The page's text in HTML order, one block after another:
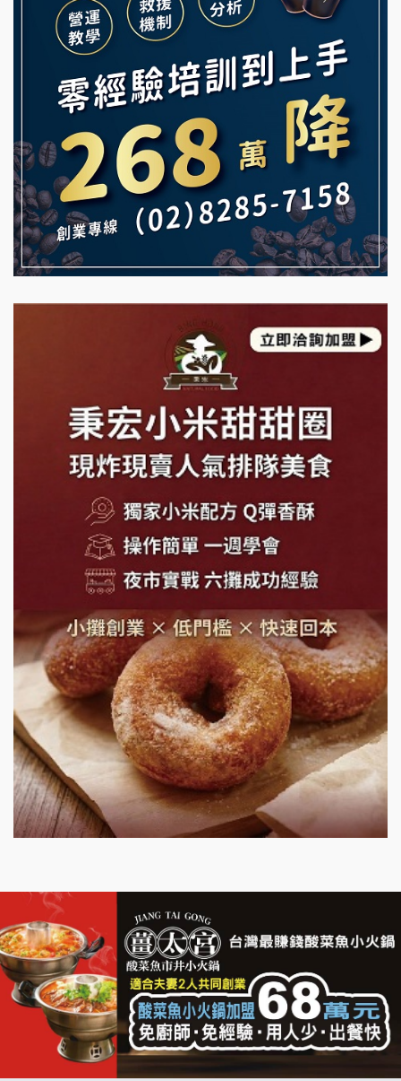
鮮茶道加盟說明會
【曉妍美妝】誠徵行政櫃檯
自助洗衣店誠徵代洗收送人員(台中市)
MUSHEN徵SPA美容芳療師
日十。早午食加盟說明會
拾鑶火鍋加盟說明會
Mr.Wish加盟說明會
白鬍泡泡 BOHO POPO加盟說明會
雞咕雞咕加盟說明會
TEA TOP加盟說明會
珍好味臭臭鍋加盟說明會
藍象廷泰式火鍋加盟說明會
莫尼早餐Morni加盟說明會
手作功夫茶加盟說明會
SHARE TEA歇腳亭加盟說明會
潮味決-湯滷專門店加盟說明會
鬍子茶加盟說明會
鮮茶道加盟說明會
微風亭鐵板燒加盟說明會
漫步藍咖啡加盟說明會
明石章魚燒加盟說明會
出櫃加盟說明會
千香漢堡加盟說明會
拉亞漢堡加盟說明會
杜芳子古味茶鋪加盟說明會
優握握×酸奶大獅加盟說明會
冬城門加盟說明會